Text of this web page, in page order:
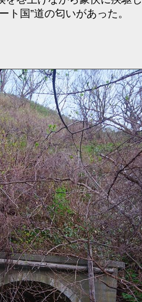
ト国”道の匂いがあった。